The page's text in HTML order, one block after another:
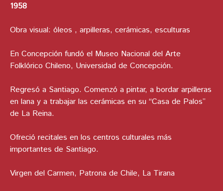
1958
Obra visual: óleos , arpilleras, cerámicas, esculturas
En Concepción fundó el Museo Nacional del Arte
Folklórico Chileno, Universidad de Concepción.
Regresó a Santiago. Comenzó a pintar, a bordar arpilleras
en lana y a trabajar las cerámicas en su “Casa de Palos”
de La Reina.
Ofreció recitales en los centros culturales más
importantes de Santiago.
Virgen del Carmen, Patrona de Chile, La Tirana